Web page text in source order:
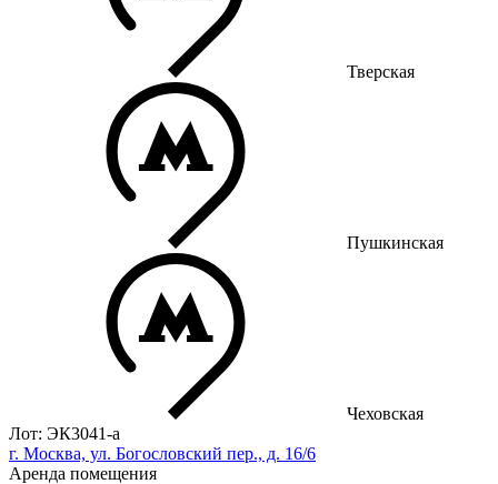
Тверская
Пушкинская
Чеховская
Лот: ЭК3041-a
г. Москва, ул. Богословский пер., д. 16/6
Аренда помещения